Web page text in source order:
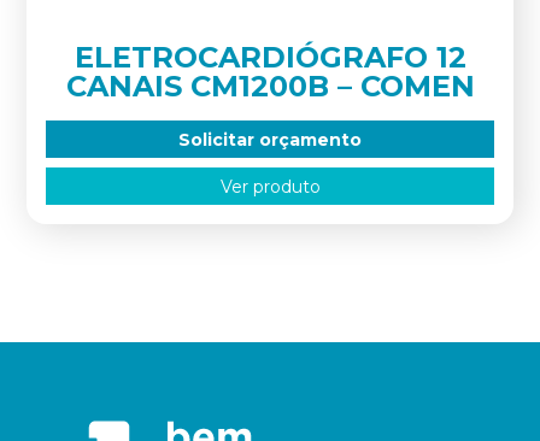
ELETROCARDIÓGRAFO 12
CANAIS CM1200B – COMEN
Solicitar orçamento
Ver produto